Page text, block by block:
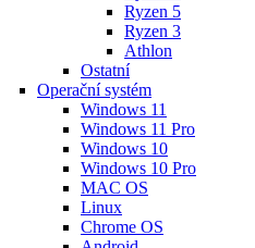
Ryzen 5
Ryzen 3
Athlon
Ostatní
Operační systém
Windows 11
Windows 11 Pro
Windows 10
Windows 10 Pro
MAC OS
Linux
Chrome OS